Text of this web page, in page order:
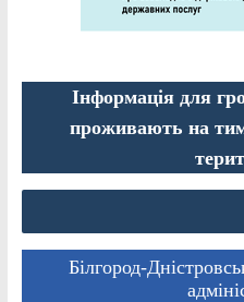
Інформація для
проживають на
Білгород-